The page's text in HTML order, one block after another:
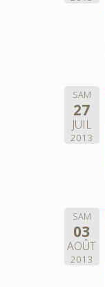
SAM
27
JUIL
2013
SAM
03
AOÛT
2013